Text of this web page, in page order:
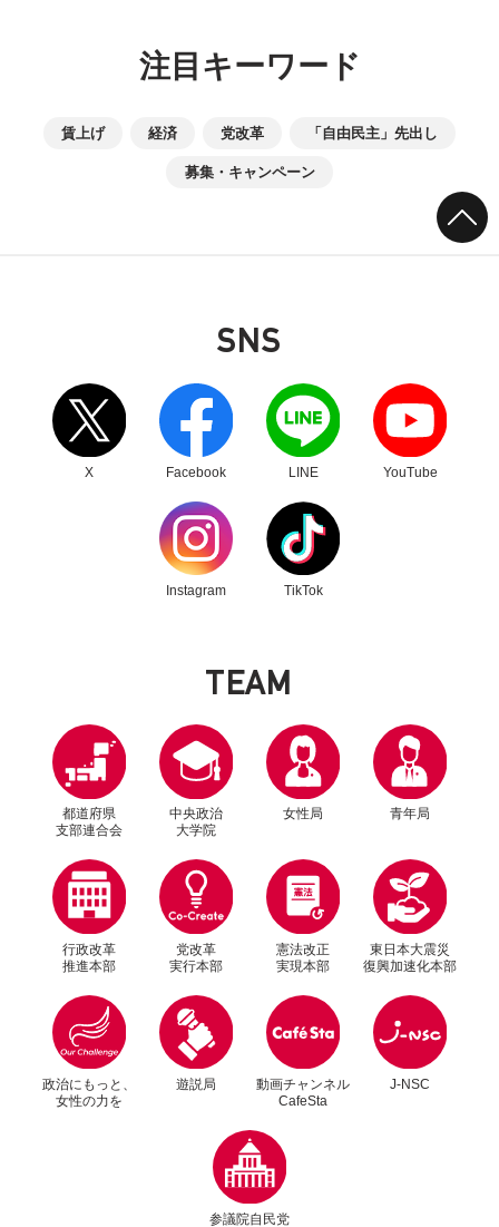
注目キーワード
賃上げ 経済 党改革 「自由民主」先出し
募集・キャンペーン
SNS
X
別ウィンドウリンク
Facebook
別ウィンドウリンク
LINE
別ウィンドウリンク
YouTube
別ウィンドウリンク
Instagram
別ウィンドウリンク
TikTok
別ウィンドウリンク
TEAM
都道府県
支部連合会
中央政治
大学院
女性局 青年局
行政改革
推進本部
党改革
実行本部
憲法改正
実現本部
東日本大震災
復興加速化本部
政治にもっと、
女性の力を
別ウィンドウリンク
遊説局
別ウィンドウリンク
動画チャンネル
CafeSta
J-NSC
参議院自民党
別ウィンドウリンク